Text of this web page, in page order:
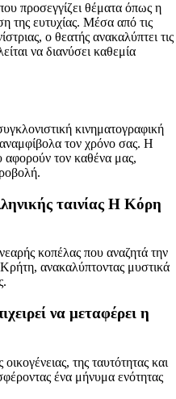
προσεγγίζει θέματα όπως η
της ευτυχίας. Μέσα από τις
ο θεατής ανακαλύπτει τις
να διανύσει καθεμία
κινηματογραφική
τον χρόνο σας. Η
αφορούν τον καθένα μας,
ταινίας Η Κόρη
κοπέλας που αναζητά την
Κρήτη, ανακαλύπτοντας μυστικά
να μεταφέρει η
της ταυτότητας και
ένα μήνυμα ενότητας